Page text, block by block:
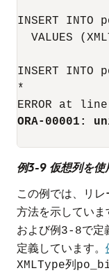
INSERT INTO
VALUES
INSERT INTO
*
ORA-00001:
例3-9 仮想列を使
この例では、リ
方法を示してい
および例3-8で定
定義しています。
XMLType列